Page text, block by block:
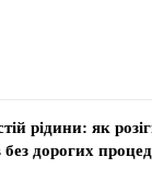
рідини: як
без дорогих